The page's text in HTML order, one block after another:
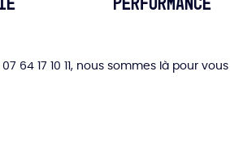
64 17 10 11, nous sommes là pour vous